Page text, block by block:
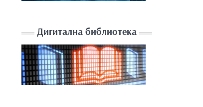
Дигитална библиотека